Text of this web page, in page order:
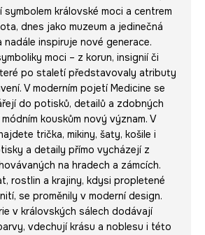
královské moci a centrem
dnes jako muzeum a jedinečná
inspiruje nové generace.
moci – z korun, insignií či
po staletí představovaly atributy
V moderním pojetí Medicine se
do potisků, detailů a zdobných
kouskům nový význam. V
trička, mikiny, šaty, košile i
a detaily přímo vycházejí z
na hradech a zámcích.
rostlin a krajiny, kdysi propletené
se proměnily v moderní design.
v královských sálech dodávají
vdechují krásu a noblesu i této